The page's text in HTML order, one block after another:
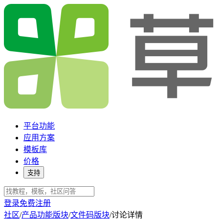
平台功能
应用方案
模板库
价格
支持
登录免费注册
社区/产品功能版块/文件码版块/讨论详情